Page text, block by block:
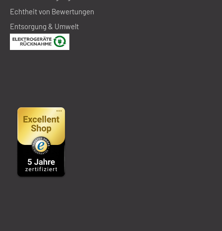
Echtheit von Bewertungen
Entsorgung & Umwelt